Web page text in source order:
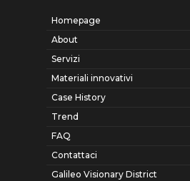
Homepage
About
Servizi
Materiali innovativi
Case History
Trend
FAQ
Contattaci
Galileo Visionary District